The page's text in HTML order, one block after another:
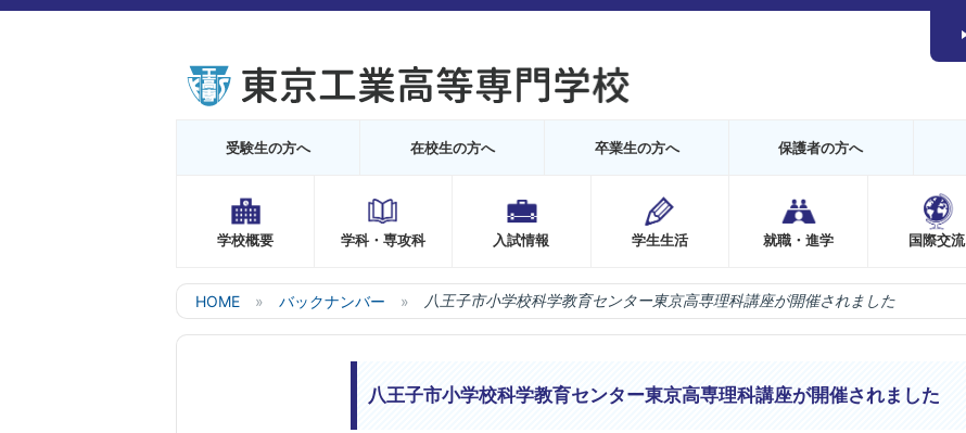
受験生の方へ 在校生の方へ 卒業生の方へ 保護者の方へ
学校概要 学科・専攻科 入試情報 学生生活 就職・進学 国際交流
HOME バックナンバー 八王子市小学校科学教育センター東京高専理科講座が開催されました
八王子市小学校科学教育センター東京高専理科講座が開催されました